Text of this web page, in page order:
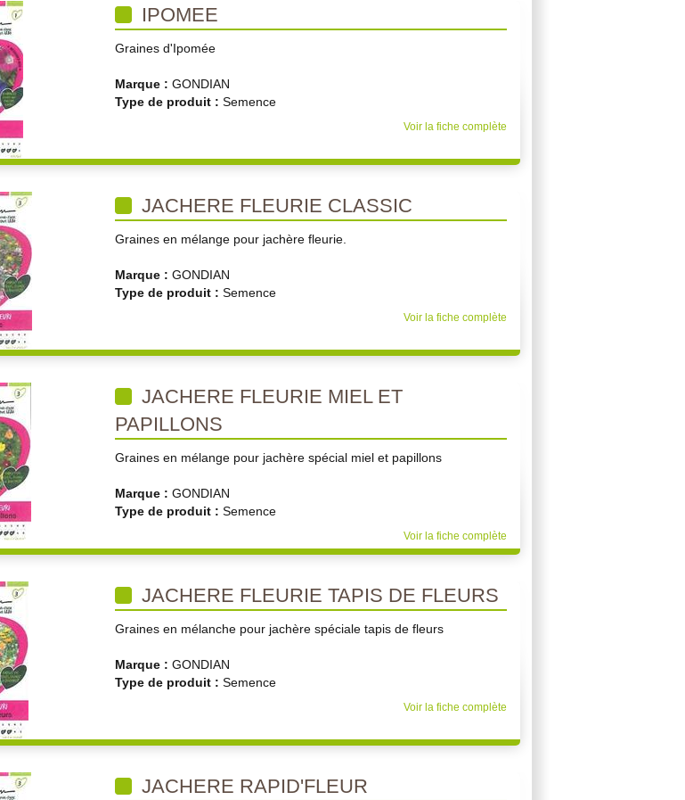
IPOMEE
Graines d'Ipomée
Marque : GONDIAN
Type de produit : Semence
Voir la fiche complète
JACHERE FLEURIE CLASSIC
Graines en mélange pour jachère fleurie.
Marque : GONDIAN
Type de produit : Semence
Voir la fiche complète
JACHERE FLEURIE MIEL ET
PAPILLONS
Graines en mélange pour jachère spécial miel et papillons
Marque : GONDIAN
Type de produit : Semence
Voir la fiche complète
JACHERE FLEURIE TAPIS DE FLEURS
Graines en mélanche pour jachère spéciale tapis de fleurs
Marque : GONDIAN
Type de produit : Semence
Voir la fiche complète
JACHERE RAPID'FLEUR